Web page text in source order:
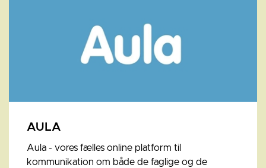
AULA
Aula - vores fælles online platform til
kommunikation om både de faglige og de